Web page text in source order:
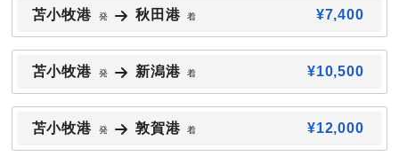
苫小牧港 発 秋田港 着 ¥7,400
苫小牧港 発 新潟港 着 ¥10,500
苫小牧港 発 敦賀港 着 ¥12,000